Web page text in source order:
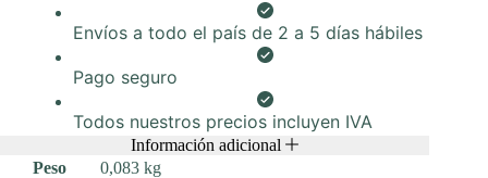
Envíos a todo el país de 2 a 5 días hábiles
Pago seguro
Todos nuestros precios incluyen IVA
Información adicional
Peso
0,083 kg